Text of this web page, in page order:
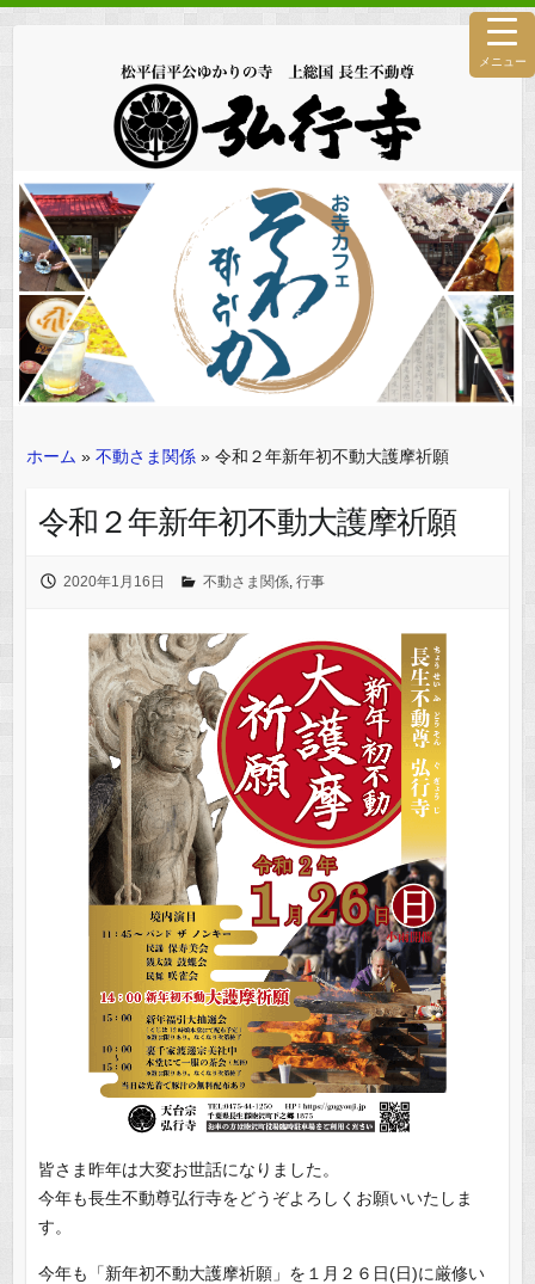
ホーム » 不動さま関係» 令和２年新年初不動大護摩祈願
令和２年新年初不動大護摩祈願
2020年1月16日 不動さま関係, 行事
皆さま昨年は大変お世話になりました。
今年も長生不動尊弘行寺をどうぞよろしくお願いいたしま
す。
今年も「新年初不動大護摩祈願」を１月２６日(日)に厳修い
メニュー